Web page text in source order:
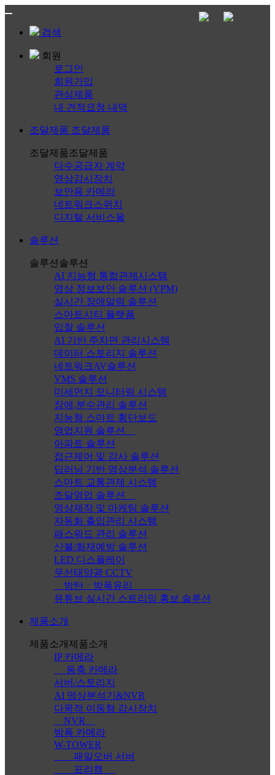
검색
회원
로그인
회원가입
관심제품
내 견적요청 내역
조달제품 조달제품
조달제품조달제품
다수공급자 계약
영상감시장치
보안용 카메라
네트워크스위치
디지털 서비스몰
솔루션
솔루션 솔루션
AI 지능형 통합관제시스템
영상 정보보안 솔루션 (VPM)
실시간 장애알림 솔루션
스마트시티 플랫폼
입찰 솔루션
AI 기반 주차면 관리시스템
데이터 스토리지 솔루션
네트워크AV솔루션
VMS 솔루션
미세먼지 모니터링 시스템
장애,분수관리 솔루션
지능형 스마트 횡단보도
영업지원 솔루션
아파트 솔루션
접근제어 및 감사 솔루션
딥러닝 기반 영상분석 솔루션
스마트 교통관제 시스템
조달영업 솔루션
영상제작 및 마케팅 솔루션
자동화 출입관리 시스템
패스워드 관리 솔루션
산불/화재예방 솔루션
LED 디스플레이
무선태양광 CCTV
방탄ㆍ방폭유리
유튜브 실시간 스트리밍 홍보 솔루션
제품소개
제품소개제품소개
IP 카메라
동축 카메라
서버/스토리지
AI 영상분석기&NVR
다목적 이동형 감시장치
NVR
방폭 카메라
W-TOWER
패일오버 서버
프리캠